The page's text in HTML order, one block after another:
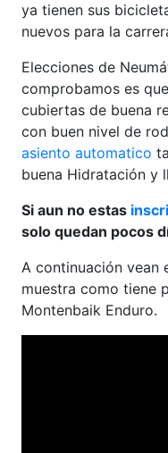
ya tienen sus
nuevos para la
Elecciones de
comprobamos es
cubiertas de buena
con buen nivel de
asiento automatico
buena Hidratación y
Si aun no estas
solo quedan pocos
A continuación vean
muestra como tiene
Montenbaik Enduro.